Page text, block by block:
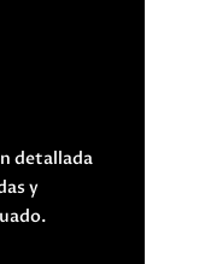
detallada
y